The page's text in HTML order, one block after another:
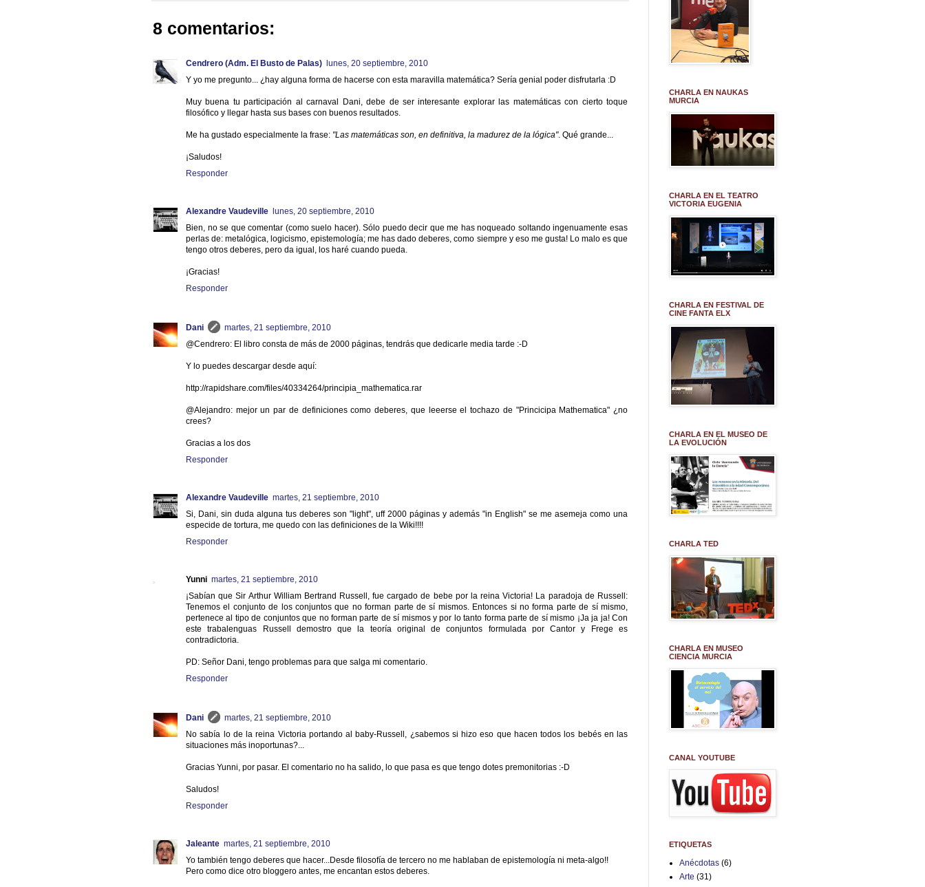
8 comentarios:
Cendrero (Adm. El Busto de Palas) lunes, 20 septiembre, 2010
Y yo me pregunto... ¿hay alguna forma de hacerse con esta maravilla matemática? Sería genial poder disfrutarla :D
Muy buena tu participación al carnaval Dani, debe de ser interesante explorar las matemáticas con cierto toque
filosófico y llegar hasta sus bases con buenos resultados.
Me ha gustado especialmente la frase: "Las matemáticas son, en definitiva, la madurez de la lógica". Qué grande...
¡Saludos!
Responder
Alexandre Vaudeville lunes, 20 septiembre, 2010
Bien, no se que comentar (como suelo hacer). Sólo puedo decir que me has noqueado soltando ingenuamente esas
perlas de: metalógica, logicismo, epistemología; me has dado deberes, como siempre y eso me gusta! Lo malo es que
tengo otros deberes, pero da igual, los haré cuando pueda.
¡Gracias!
Responder
Dani
martes, 21 septiembre, 2010
@Cendrero: El libro consta de más de 2000 páginas, tendrás que dedicarle media tarde :-D
Y lo puedes descargar desde aquí:
http://rapidshare.com/files/40334264/principia_mathematica.rar
@Alejandro: mejor un par de definiciones como deberes, que leeerse el tochazo de "Princicipa Mathematica" ¿no
crees?
Gracias a los dos
Responder
Alexandre Vaudeville martes, 21 septiembre, 2010
Si, Dani, sin duda alguna tus deberes son "light", uff 2000 páginas y además "in English" se me asemeja como una
especide de tortura, me quedo con las definiciones de la Wiki!!!!
Responder
Yunni martes, 21 septiembre, 2010
¡Sabían que Sir Arthur William Bertrand Russell, fue cargado de bebe por la reina Victoria! La paradoja de Russell:
Tenemos el conjunto de los conjuntos que no forman parte de sí mismos. Entonces si no forma parte de sí mismo,
pertenece al tipo de conjuntos que no forman parte de sí mismos y por lo tanto forma parte de sí mismo ¡Ja ja ja! Con
este trabalenguas Russell demostro que la teoría original de conjuntos formulada por Cantor y Frege es
contradictoria.
PD: Señor Dani, tengo problemas para que salga mi comentario.
Responder
Dani
martes, 21 septiembre, 2010
No sabía lo de la reina Victoria portando al baby-Russell, ¿sabemos si hizo eso que hacen todos los bebés en las
situaciones más inoportunas?...
Gracias Yunni, por pasar. El comentario no ha salido, lo que pasa es que tengo dotes premonitorias :-D
Saludos!
Responder
Jaleante martes, 21 septiembre, 2010
Yo también tengo deberes que hacer...Desde filosofía de tercero no me hablaban de epistemología ni meta-algo!!
Pero como dice otro bloggero antes, me encantan estos deberes.
CHARLA EN NAUKAS
MURCIA
CHARLA EN EL TEATRO
VICTORIA EUGENIA
CHARLA EN FESTIVAL DE
CINE FANTA ELX
CHARLA EN EL MUSEO DE
LA EVOLUCIÓN
CHARLA TED
CHARLA EN MUSEO
CIENCIA MURCIA
CANAL YOUTUBE
ETIQUETAS
Anécdotas (6)
Arte (31)